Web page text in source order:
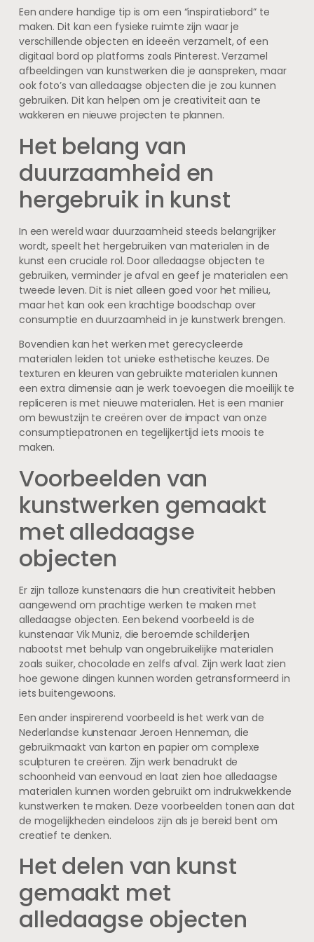
Een andere handige tip is om een “inspiratiebord” te
maken. Dit kan een fysieke ruimte zijn waar je
verschillende objecten en ideeën verzamelt, of een
digitaal bord op platforms zoals Pinterest. Verzamel
afbeeldingen van kunstwerken die je aanspreken, maar
ook foto’s van alledaagse objecten die je zou kunnen
gebruiken. Dit kan helpen om je creativiteit aan te
wakkeren en nieuwe projecten te plannen.
Het belang van
duurzaamheid en
hergebruik in kunst
In een wereld waar duurzaamheid steeds belangrijker
wordt, speelt het hergebruiken van materialen in de
kunst een cruciale rol. Door alledaagse objecten te
gebruiken, verminder je afval en geef je materialen een
tweede leven. Dit is niet alleen goed voor het milieu,
maar het kan ook een krachtige boodschap over
consumptie en duurzaamheid in je kunstwerk brengen.
Bovendien kan het werken met gerecycleerde
materialen leiden tot unieke esthetische keuzes. De
texturen en kleuren van gebruikte materialen kunnen
een extra dimensie aan je werk toevoegen die moeilijk te
repliceren is met nieuwe materialen. Het is een manier
om bewustzijn te creëren over de impact van onze
consumptiepatronen en tegelijkertijd iets moois te
maken.
Voorbeelden van
kunstwerken gemaakt
met alledaagse
objecten
Er zijn talloze kunstenaars die hun creativiteit hebben
aangewend om prachtige werken te maken met
alledaagse objecten. Een bekend voorbeeld is de
kunstenaar Vik Muniz, die beroemde schilderijen
nabootst met behulp van ongebruikelijke materialen
zoals suiker, chocolade en zelfs afval. Zijn werk laat zien
hoe gewone dingen kunnen worden getransformeerd in
iets buitengewoons.
Een ander inspirerend voorbeeld is het werk van de
Nederlandse kunstenaar Jeroen Henneman, die
gebruikmaakt van karton en papier om complexe
sculpturen te creëren. Zijn werk benadrukt de
schoonheid van eenvoud en laat zien hoe alledaagse
materialen kunnen worden gebruikt om indrukwekkende
kunstwerken te maken. Deze voorbeelden tonen aan dat
de mogelijkheden eindeloos zijn als je bereid bent om
creatief te denken.
Het delen van kunst
gemaakt met
alledaagse objecten